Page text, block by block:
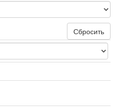
Сбросить